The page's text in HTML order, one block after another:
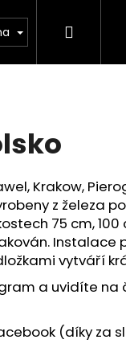
výrobkůHledat
Krakow,
z železa
75 cm, 100
Instalace
vytváří
a uvidíte na
(díky za